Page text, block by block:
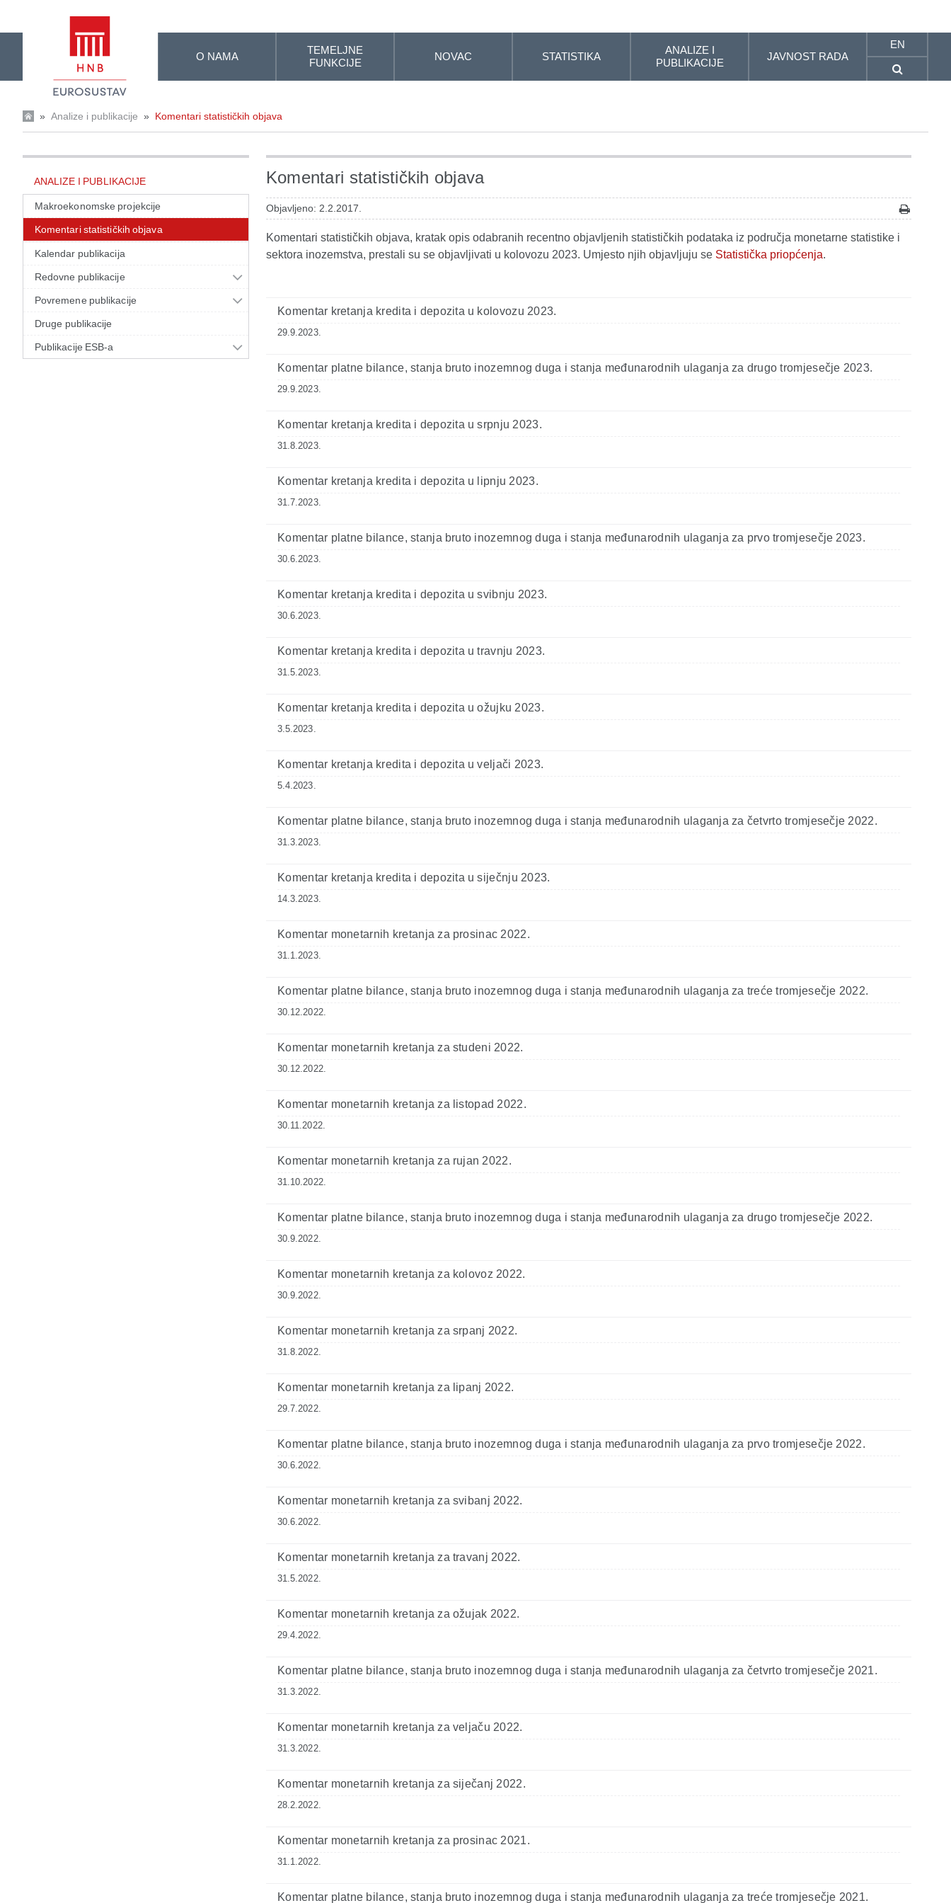
O NAMA
TEMELJNE
FUNKCIJE
NOVAC STATISTIKA
ANALIZE I
PUBLIKACIJE
JAVNOST RADA
EN
» Analize i publikacije » Komentari statističkih objava
ANALIZE I PUBLIKACIJE
Makroekonomske projekcije
Komentari statističkih objava
Kalendar publikacija
Redovne publikacije
Povremene publikacije
Druge publikacije
Publikacije ESB-a
Komentari statističkih objava
Objavljeno: 2.2.2017.
Komentari statističkih objava, kratak opis odabranih recentno objavljenih statističkih podataka iz područja monetarne statistike i
sektora inozemstva, prestali su se objavljivati u kolovozu 2023. Umjesto njih objavljuju se Statistička priopćenja.
Komentar kretanja kredita i depozita u kolovozu 2023.
29.9.2023.
Komentar platne bilance, stanja bruto inozemnog duga i stanja međunarodnih ulaganja za drugo tromjesečje 2023.
29.9.2023.
Komentar kretanja kredita i depozita u srpnju 2023.
31.8.2023.
Komentar kretanja kredita i depozita u lipnju 2023.
31.7.2023.
Komentar platne bilance, stanja bruto inozemnog duga i stanja međunarodnih ulaganja za prvo tromjesečje 2023.
30.6.2023.
Komentar kretanja kredita i depozita u svibnju 2023.
30.6.2023.
Komentar kretanja kredita i depozita u travnju 2023.
31.5.2023.
Komentar kretanja kredita i depozita u ožujku 2023.
3.5.2023.
Komentar kretanja kredita i depozita u veljači 2023.
5.4.2023.
Komentar platne bilance, stanja bruto inozemnog duga i stanja međunarodnih ulaganja za četvrto tromjesečje 2022.
31.3.2023.
Komentar kretanja kredita i depozita u siječnju 2023.
14.3.2023.
Komentar monetarnih kretanja za prosinac 2022.
31.1.2023.
Komentar platne bilance, stanja bruto inozemnog duga i stanja međunarodnih ulaganja za treće tromjesečje 2022.
30.12.2022.
Komentar monetarnih kretanja za studeni 2022.
30.12.2022.
Komentar monetarnih kretanja za listopad 2022.
30.11.2022.
Komentar monetarnih kretanja za rujan 2022.
31.10.2022.
Komentar platne bilance, stanja bruto inozemnog duga i stanja međunarodnih ulaganja za drugo tromjesečje 2022.
30.9.2022.
Komentar monetarnih kretanja za kolovoz 2022.
30.9.2022.
Komentar monetarnih kretanja za srpanj 2022.
31.8.2022.
Komentar monetarnih kretanja za lipanj 2022.
29.7.2022.
Komentar platne bilance, stanja bruto inozemnog duga i stanja međunarodnih ulaganja za prvo tromjesečje 2022.
30.6.2022.
Komentar monetarnih kretanja za svibanj 2022.
30.6.2022.
Komentar monetarnih kretanja za travanj 2022.
31.5.2022.
Komentar monetarnih kretanja za ožujak 2022.
29.4.2022.
Komentar platne bilance, stanja bruto inozemnog duga i stanja međunarodnih ulaganja za četvrto tromjesečje 2021.
31.3.2022.
Komentar monetarnih kretanja za veljaču 2022.
31.3.2022.
Komentar monetarnih kretanja za siječanj 2022.
28.2.2022.
Komentar monetarnih kretanja za prosinac 2021.
31.1.2022.
Komentar platne bilance, stanja bruto inozemnog duga i stanja međunarodnih ulaganja za treće tromjesečje 2021.